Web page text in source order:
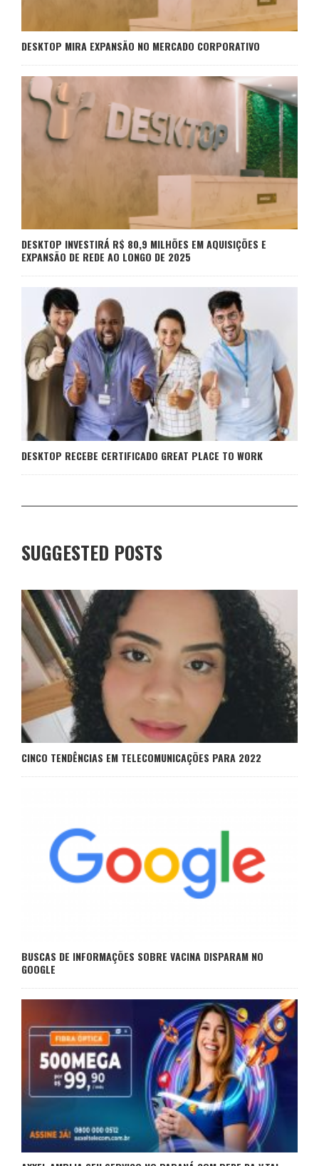
DESKTOP MIRA EXPANSÃO NO MERCADO CORPORATIVO
DESKTOP INVESTIRÁ R$ 80,9 MILHÕES EM AQUISIÇÕES E
EXPANSÃO DE REDE AO LONGO DE 2025
DESKTOP RECEBE CERTIFICADO GREAT PLACE TO WORK
SUGGESTED POSTS
CINCO TENDÊNCIAS EM TELECOMUNICAÇÕES PARA 2022
BUSCAS DE INFORMAÇÕES SOBRE VACINA DISPARAM NO
GOOGLE